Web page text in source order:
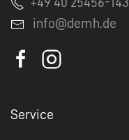
info@demh.de
Service